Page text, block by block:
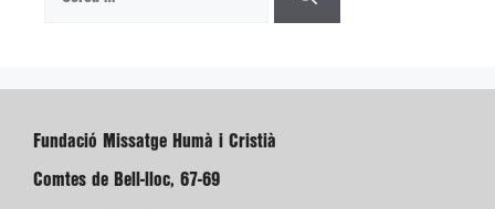
Fundació Missatge Humà i Cristià
Comtes de Bell-lloc, 67-69